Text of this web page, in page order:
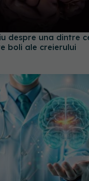
despre una dintre
boli ale creierului